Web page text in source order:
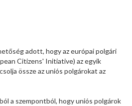
adott, hogy az európai polgári
Citizens' Initiative) az egyik
össze az uniós polgárokat az
a szempontból, hogy uniós polgárok